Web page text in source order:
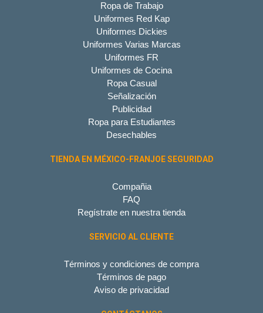
Ropa de Trabajo
Uniformes Red Kap
Uniformes Dickies
Uniformes Varias Marcas
Uniformes FR
Uniformes de Cocina
Ropa Casual
Señalización
Publicidad
Ropa para Estudiantes
Desechables
TIENDA EN MÉXICO-FRANJOE SEGURIDAD
Compañia
FAQ
Regístrate en nuestra tienda
SERVICIO AL CLIENTE
Términos y condiciones de compra
Términos de pago
Aviso de privacidad